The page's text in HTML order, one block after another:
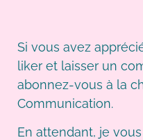
Si vous avez
liker et laisser un
abonnez-vous à la
Communication.
En attendant, je